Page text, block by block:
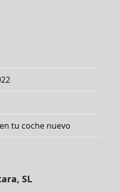
tu coche nuevo
SL